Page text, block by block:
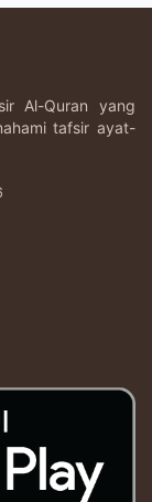
Al-Quran yang
tafsir ayat-